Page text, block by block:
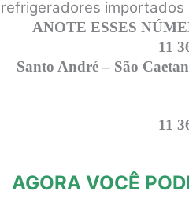
refrigeradores importados
ANOTE ESSES
11
Santo André – São
11
AGORA VOCÊ